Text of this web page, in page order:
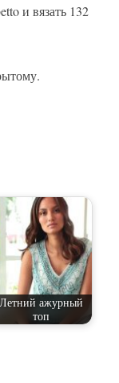
и вязать 132
Летний ажурный
топ